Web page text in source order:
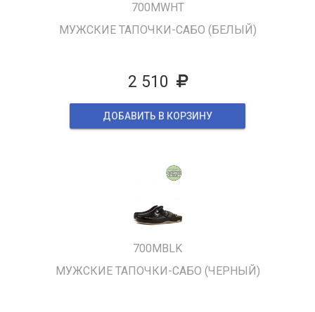
700MWHT
МУЖСКИЕ ТАПОЧКИ-САБО (БЕЛЫЙ)
2 510
ДОБАВИТЬ В КОРЗИНУ
700MBLK
МУЖСКИЕ ТАПОЧКИ-САБО (ЧЕРНЫЙ)